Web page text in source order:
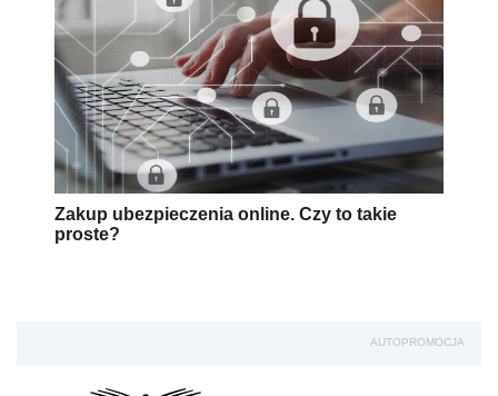
Zakup ubezpieczenia online. Czy to takie
proste?
AUTOPROMOCJA